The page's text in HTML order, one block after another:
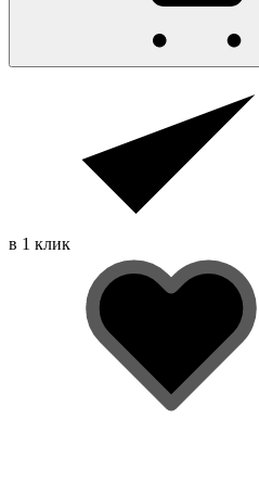
в 1 клик